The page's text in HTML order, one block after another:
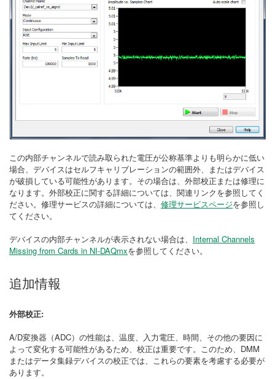
この内部チャンネルで読み取られた電圧が公称基準よりも明らかに低い
場合、デバイスはセルフキャリブレーションの範囲外、またはデバイス
が破損している可能性があります。その場合は、外部校正または修理に
なります。外部校正に関する詳細については、関連リンクを参照してく
ださい。修理サービスの詳細については、 修理サービスページを参照し
てください。
デバイスの内部チャンネルが表示されない場合は、 Internal Channels
Missing from Cards in NI-DAQmxを参照してください。
追加情報
外部校正:
A/D変換器（ADC）の性能は、温度、入力電圧、時間、その他の要因に
よって変化する可能性があるため、校正は重要です。このため、DMM
またはデータ集録デバイスの校正では、これらの要素を考慮する必要が
あります。